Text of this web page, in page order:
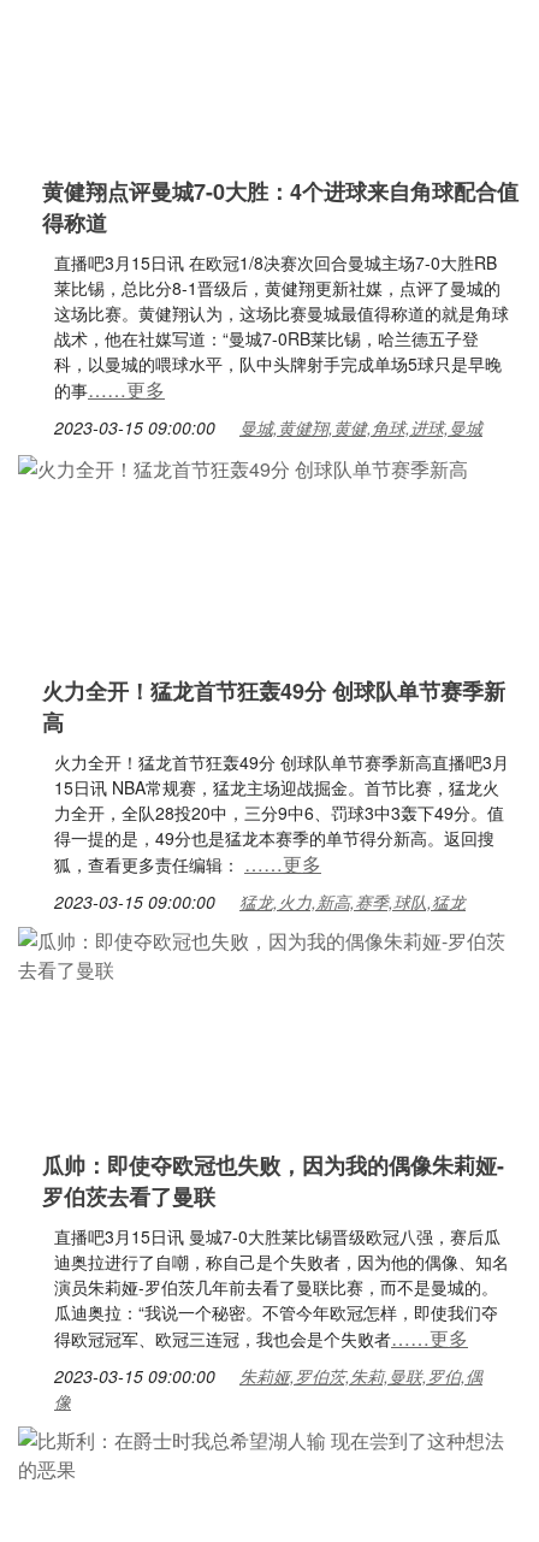
黄健翔点评曼城7-0大胜：4个进球来自角球配合值
得称道
直播吧3月15日讯 在欧冠1/8决赛次回合曼城主场7-0大胜RB
莱比锡，总比分8-1晋级后，黄健翔更新社媒，点评了曼城的
这场比赛。黄健翔认为，这场比赛曼城最值得称道的就是角球
战术，他在社媒写道：“曼城7-0RB莱比锡，哈兰德五子登
科，以曼城的喂球水平，队中头牌射手完成单场5球只是早晚
的事……更多
2023-03-15 09:00:00 曼城,黄健翔,黄健,角球,进球,曼城
火力全开！猛龙首节狂轰49分 创球队单节赛季新
高
火力全开！猛龙首节狂轰49分 创球队单节赛季新高直播吧3月
15日讯 NBA常规赛，猛龙主场迎战掘金。首节比赛，猛龙火
力全开，全队28投20中，三分9中6、罚球3中3轰下49分。值
得一提的是，49分也是猛龙本赛季的单节得分新高。返回搜
狐，查看更多责任编辑： ……更多
2023-03-15 09:00:00 猛龙,火力,新高,赛季,球队,猛龙
瓜帅：即使夺欧冠也失败，因为我的偶像朱莉娅-
罗伯茨去看了曼联
直播吧3月15日讯 曼城7-0大胜莱比锡晋级欧冠八强，赛后瓜
迪奥拉进行了自嘲，称自己是个失败者，因为他的偶像、知名
演员朱莉娅-罗伯茨几年前去看了曼联比赛，而不是曼城的。
瓜迪奥拉：“我说一个秘密。不管今年欧冠怎样，即使我们夺
得欧冠冠军、欧冠三连冠，我也会是个失败者……更多
2023-03-15 09:00:00
朱莉娅,罗伯茨,朱莉,曼联,罗伯,偶
像